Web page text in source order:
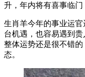
升，年内将有喜事临门
生肖羊今年的事业运
台机遇，也容易遇到
整体运势还是很不错
态。